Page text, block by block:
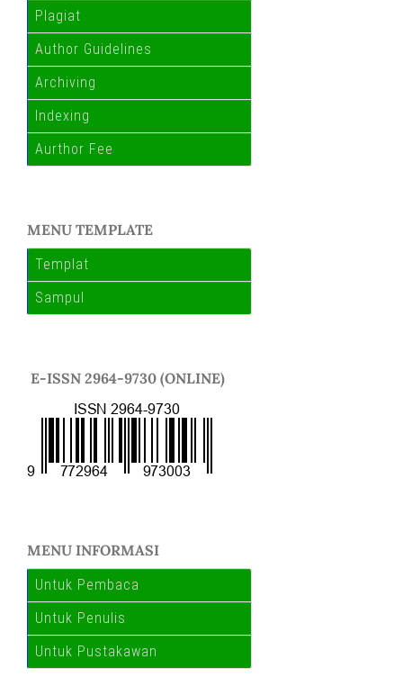
Plagiat
Author Guidelines
Archiving
Indexing
Aurthor Fee
MENU TEMPLATE
Templat
Sampul
E-ISSN 2964-9730 (ONLINE)
MENU INFORMASI
Untuk Pembaca
Untuk Penulis
Untuk Pustakawan